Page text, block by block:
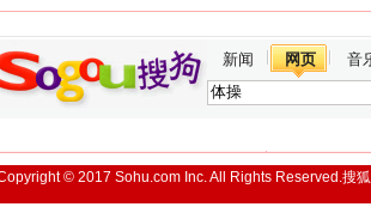
新闻 网页 音
© 2017 Sohu.com Inc. All Rights Reserved.搜